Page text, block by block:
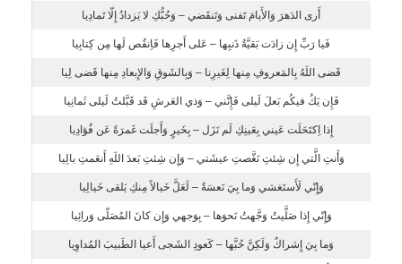
أَرى الدَهرَ وَالأَيامَ تَفنى وَتَنقَضي – وَحُبُّكِ لا يَزدادُ إِلّا تَمادِيا
فَيا رَبِّ إِن زادَت بَقيَّةُ ذَنبِها – عَلى أَجرِها فَاِنقُص لَها مِن كِتابِيا
قَضى اللَهُ بِالمَعروفِ مِنها لِغَيرِنا – وَبِالشَوقِ وَالإِبعادِ مِنها قَضى لِيا
فَإِن يَكُ فيكُم بَعلَ لَيلى فَإِنَّني – وَذي العَرشِ قَد قَبَّلتُ لَيلى ثَمانِيا
إِذا اِكتَحَلَت عَيني بِعَينِكِ لَم نَزَل – بِخَيرٍ وَأَجلَت غَمرَةً عَن فُؤادِيا
وَأَنتِ الَّتي إِن شِئتِ نَغَّصتِ عيشَتي – وَإِن شِئتِ بَعدَ اللَهِ أَنعَمتِ بالِيا
وَإِنّي لَأَستَغشي وَما بِيَ نَعسَةٌ – لَعَلَّ خَيالاً مِنكِ يَلقى خَيالِيا
وَإِنّي إِذا صَلَّيتُ وَجَّهتُ نَحوَها – بِوَجهي وَإِن كانَ المُصَلّى وَرائِيا
وَما بِيَ إِشراكٌ وَلَكِنَّ حُبَّها – كَعودِ الشَجى أَعيا الطَبيبَ المُداوِيا